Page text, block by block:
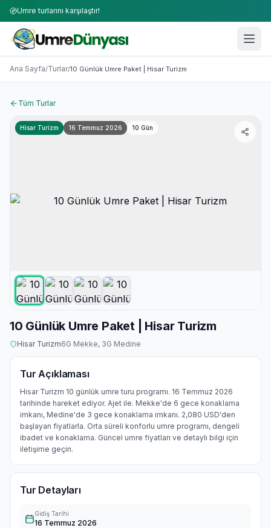
Umre turlarını karşılaştır!
Umre Turları 2026-2027 | 50+ Firma Karşılaştırması
10 Günlük Umre Paket | Hisar Turizm
Ana Sayfa/Turlar/10 Günlük Umre Paket | Hisar Turizm
Tüm Turlar
Hisar Turizm 16 Temmuz 2026 10 Gün
10 Günlük Umre Paket | Hisar Turizm
Hisar Turizm6G Mekke, 3G Medine
Tur Açıklaması
Hisar Turizm 10 günlük umre turu programı. 16 Temmuz 2026
tarihinde hareket ediyor. Ajet ile. Mekke'de 6 gece konaklama
imkanı, Medine'de 3 gece konaklama imkanı. 2,080 USD'den
başlayan fiyatlarla. Orta süreli konforlu umre programı, dengeli
ibadet ve konaklama. Güncel umre fiyatları ve detaylı bilgi için
iletişime geçin.
Tur Detayları
Gidiş Tarihi
16 Temmuz 2026